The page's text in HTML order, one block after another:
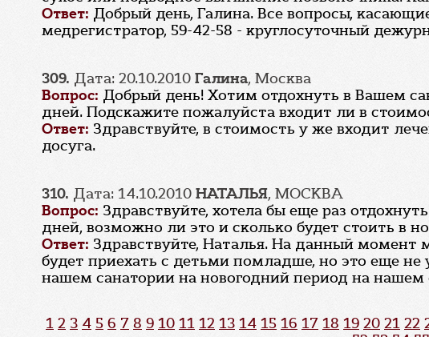
Ответ: Добрый день, Галина. Все вопросы,
медрегистратор, 59-42-58 - круглосуточный
309. Дата: 20.10.2010 Галина, Москва
Вопрос: Добрый день! Хотим отдохнуть в Вашем
дней. Подскажите пожалуйста входит ли в
Ответ: Здравствуйте, в стоимость у же входит
досуга.
310. Дата: 14.10.2010 НАТАЛЬЯ, МОСКВА
Вопрос: Здравствуйте, хотела бы еще раз
дней, возможно ли это и сколько будет стоить в
Ответ: Здравствуйте, Наталья. На данный
будет приехать с детьми помладше, но это еще
нашем санатории на новогодний период на нашем
1 2 3 4 5 6 7 8 9 10 11 12 13 14 15 16 17 18 19 20 21 22